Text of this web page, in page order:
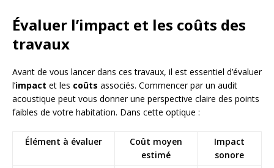
Évaluer l’impact et les coûts des
travaux
Avant de vous lancer dans ces travaux, il est essentiel d’évaluer
l’impact et les coûts associés. Commencer par un audit
acoustique peut vous donner une perspective claire des points
faibles de votre habitation. Dans cette optique :
Élément à évaluer
Coût moyen
estimé
Impact
sonore